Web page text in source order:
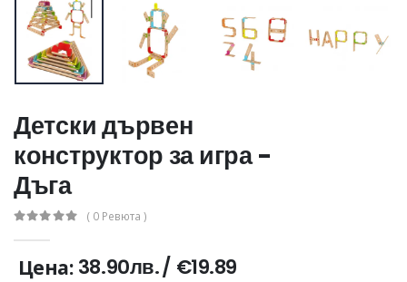
Детски дървен
конструктор за игра -
Дъга
( 0 Ревюта )
Цена: 38.90лв./ €19.89